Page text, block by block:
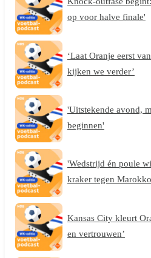
op voor halve finale'
‘Laat Oranje eerst
kijken we verder’
'Uitstekende avond,
beginnen'
'Wedstrijd én poule
kraker tegen
Kansas City kleurt
en vertrouwen’